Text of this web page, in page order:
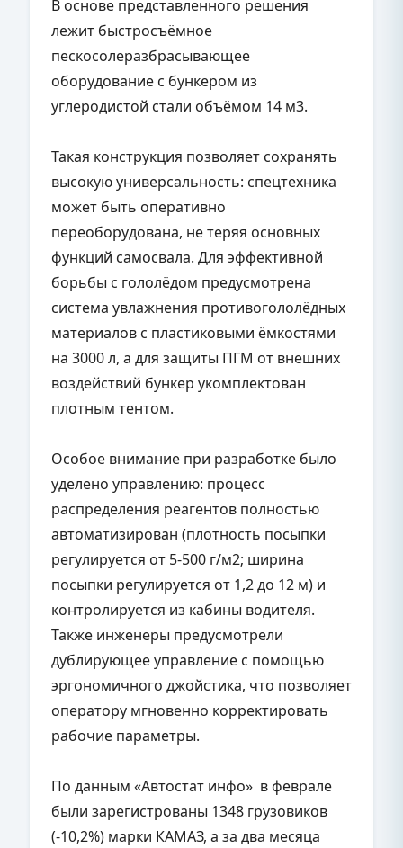
В основе представленного решения
лежит быстросъёмное
пескосолеразбрасывающее
оборудование с бункером из
углеродистой стали объёмом 14 м3.
Такая конструкция позволяет сохранять
высокую универсальность: спецтехника
может быть оперативно
переоборудована, не теряя основных
функций самосвала. Для эффективной
борьбы с гололёдом предусмотрена
система увлажнения противогололёдных
материалов с пластиковыми ёмкостями
на 3000 л, а для защиты ПГМ от внешних
воздействий бункер укомплектован
плотным тентом.
Особое внимание при разработке было
уделено управлению: процесс
распределения реагентов полностью
автоматизирован (плотность посыпки
регулируется от 5-500 г/м2; ширина
посыпки регулируется от 1,2 до 12 м) и
контролируется из кабины водителя.
Также инженеры предусмотрели
дублирующее управление с помощью
эргономичного джойстика, что позволяет
оператору мгновенно корректировать
рабочие параметры.
По данным «Автостат инфо» в феврале
были зарегистрованы 1348 грузовиков
(-10,2%) марки КАМАЗ, а за два месяца